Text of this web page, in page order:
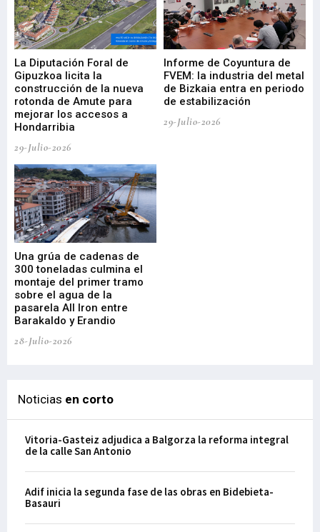
La Diputación Foral de
Gipuzkoa licita la
construcción de la nueva
rotonda de Amute para
mejorar los accesos a
Hondarribia
29-Julio-2026
Informe de Coyuntura de
FVEM: la industria del metal
de Bizkaia entra en periodo
de estabilización
29-Julio-2026
Una grúa de cadenas de
300 toneladas culmina el
montaje del primer tramo
sobre el agua de la
pasarela All Iron entre
Barakaldo y Erandio
28-Julio-2026
Noticias en corto
Vitoria-Gasteiz adjudica a Balgorza la reforma integral
de la calle San Antonio
Adif inicia la segunda fase de las obras en Bidebieta-
Basauri